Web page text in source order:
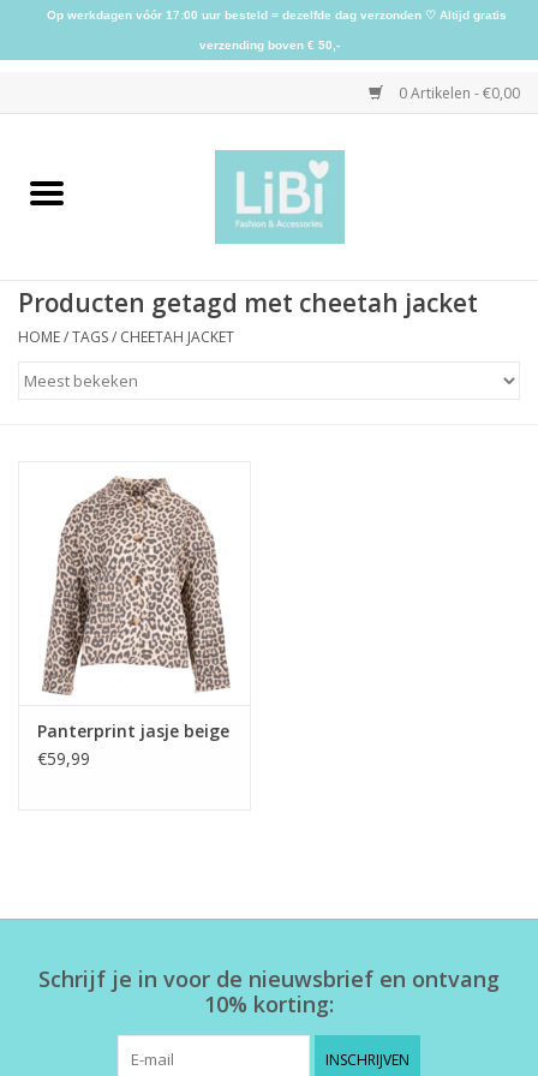
0 Artikelen - €0,00
Home
Schoenen
Accessoires
Home deco
SALE
Herensokken
Producten getagd met cheetah jacket
HOME/TAGS/ CHEETAH JACKET
Panterprint jasje beige
€59,99
Schrijf je in voor de nieuwsbrief en ontvang
10% korting:
INSCHRIJVEN
Op werkdagen vóór 17:00 uur besteld = dezelfde dag verzonden ♡ Altijd gratis
verzending boven € 50,-